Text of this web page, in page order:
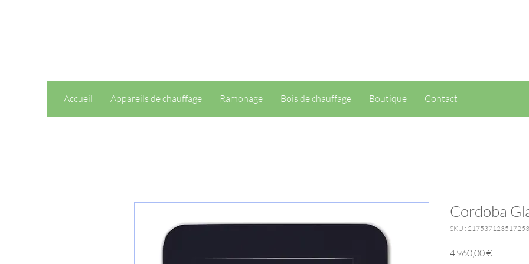
Accueil Appareils de chauffage Ramonage Bois de chauffage Boutique Contact
Cordoba
SKU : 217537123517253
4 960,00 €Prix